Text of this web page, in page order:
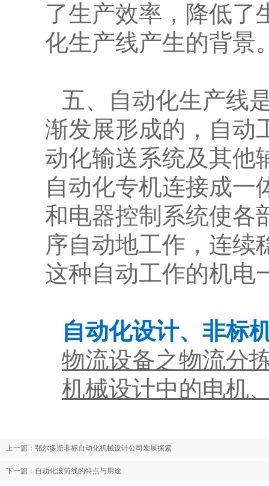
了生产效率，降低了
化生产线产生的背景
五、自动化生产线
渐发展形成的，自动
动化输送系统及其他
自动化专机连接成一
和电器控制系统使各
序自动地工作，连续
这种自动工作的机电
自动化设计、非标
物流设备之物流分
机械设计中的电机
上一篇： 鄂尔多斯非标自动化机械设计公司发展探索
下一篇： 自动化滚筒线的特点与用途